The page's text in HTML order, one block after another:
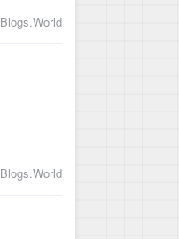
Blogs.World
Blogs.World